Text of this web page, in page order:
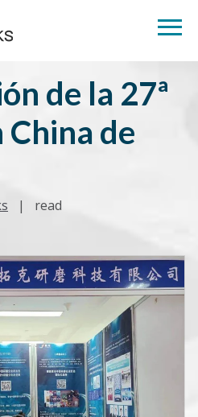
de la 27ª
China de
| read